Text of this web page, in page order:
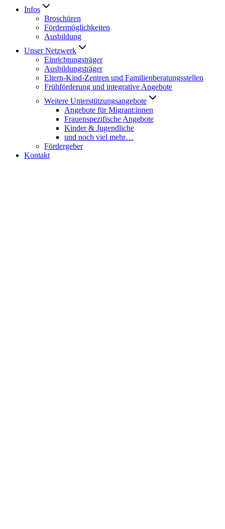
Infos
Broschüren
Fördermöglichkeiten
Ausbildung
Unser Netzwerk
Einrichtungsträger
Ausbildungsträger
Eltern-Kind-Zentren und Familienberatungsstellen
Frühförderung und integrative Angebote
Weitere Unterstützungsangebote
Angebote für Migrant:innen
Frauenspezifische Angebote
Kinder & Jugendliche
und noch viel mehr…
Fördergeber
Kontakt